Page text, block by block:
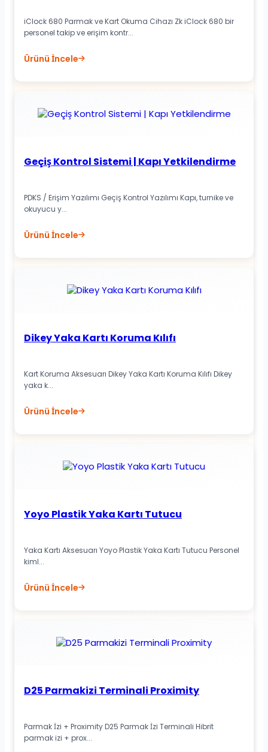
iClock 680 Parmak ve Kart Okuma Cihazı Zk iClock 680 bir
personel takip ve erişim kontr...
Ürünü İncele
Geçiş Kontrol Sistemi | Kapı Yetkilendirme
PDKS / Erişim Yazılımı Geçiş Kontrol Yazılımı Kapı, turnike ve
okuyucu y...
Ürünü İncele
Dikey Yaka Kartı Koruma Kılıfı
Kart Koruma Aksesuarı Dikey Yaka Kartı Koruma Kılıfı Dikey
yaka k...
Ürünü İncele
Yoyo Plastik Yaka Kartı Tutucu
Yaka Kartı Aksesuarı Yoyo Plastik Yaka Kartı Tutucu Personel
kiml...
Ürünü İncele
D25 Parmakizi Terminali Proximity
Parmak İzi + Proximity D25 Parmak İzi Terminali Hibrit
parmak izi + prox...